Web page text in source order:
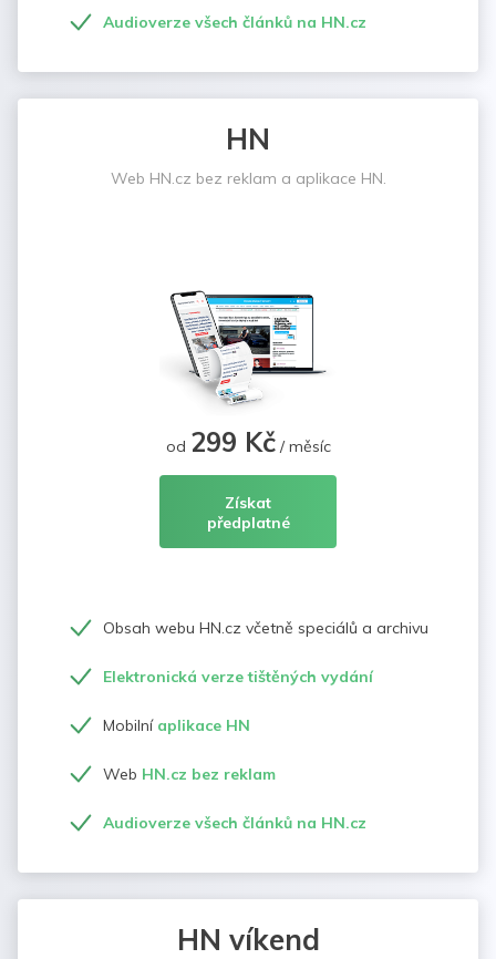
Audioverze všech článků na HN.cz
HN
Web HN.cz bez reklam a aplikace HN.
od 299 Kč/ měsíc
Získat
předplatné
Obsah webu HN.cz včetně speciálů a archivu
Elektronická verze tištěných vydání
Mobilní aplikace HN
Web HN.cz bez reklam
Audioverze všech článků na HN.cz
HN víkend